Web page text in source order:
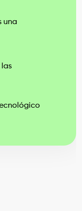
una
las